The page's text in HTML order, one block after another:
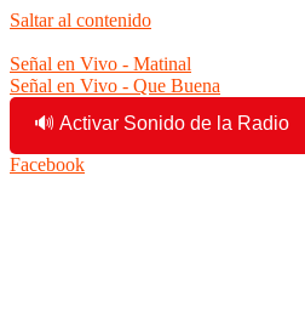
Saltar al contenido
Señal en Vivo - Matinal
Señal en Vivo - Que Buena
🔊 Activar Sonido de la Radio
Facebook